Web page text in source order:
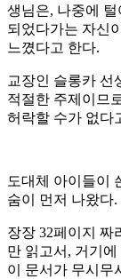
생님은, 나중에
되었다가는 자신
느꼈다고 한다.
교장인 슬롱카 선
적절한 주제이므
허락할 수가 없다
도대체 아이들이
숨이 먼저 나왔다.
장장 32페이지 짜
만 읽고서, 거기
이 문서가 무시무